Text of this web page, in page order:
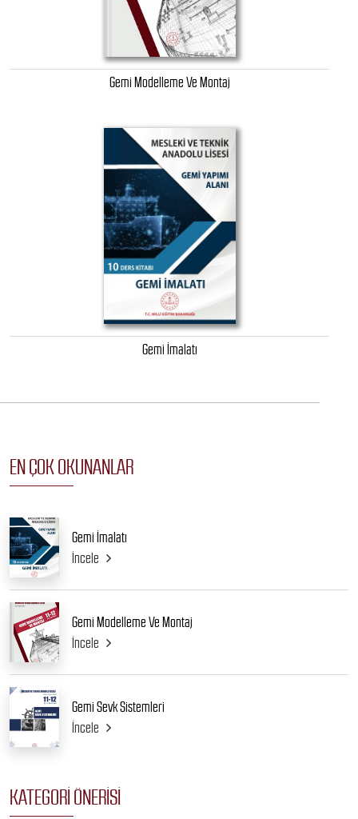
Gemi Modelleme Ve Montaj
Gemi İmalatı
EN ÇOK OKUNANLAR
Gemi İmalatı
İncele
Gemi Modelleme Ve Montaj
İncele
Gemi Sevk Sistemleri
İncele
KATEGORI ÖNERISI